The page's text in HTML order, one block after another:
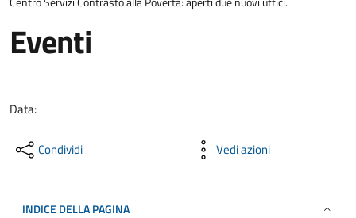
Eventi
Data:
Condividi Vedi azioni
INDICE DELLA PAGINA